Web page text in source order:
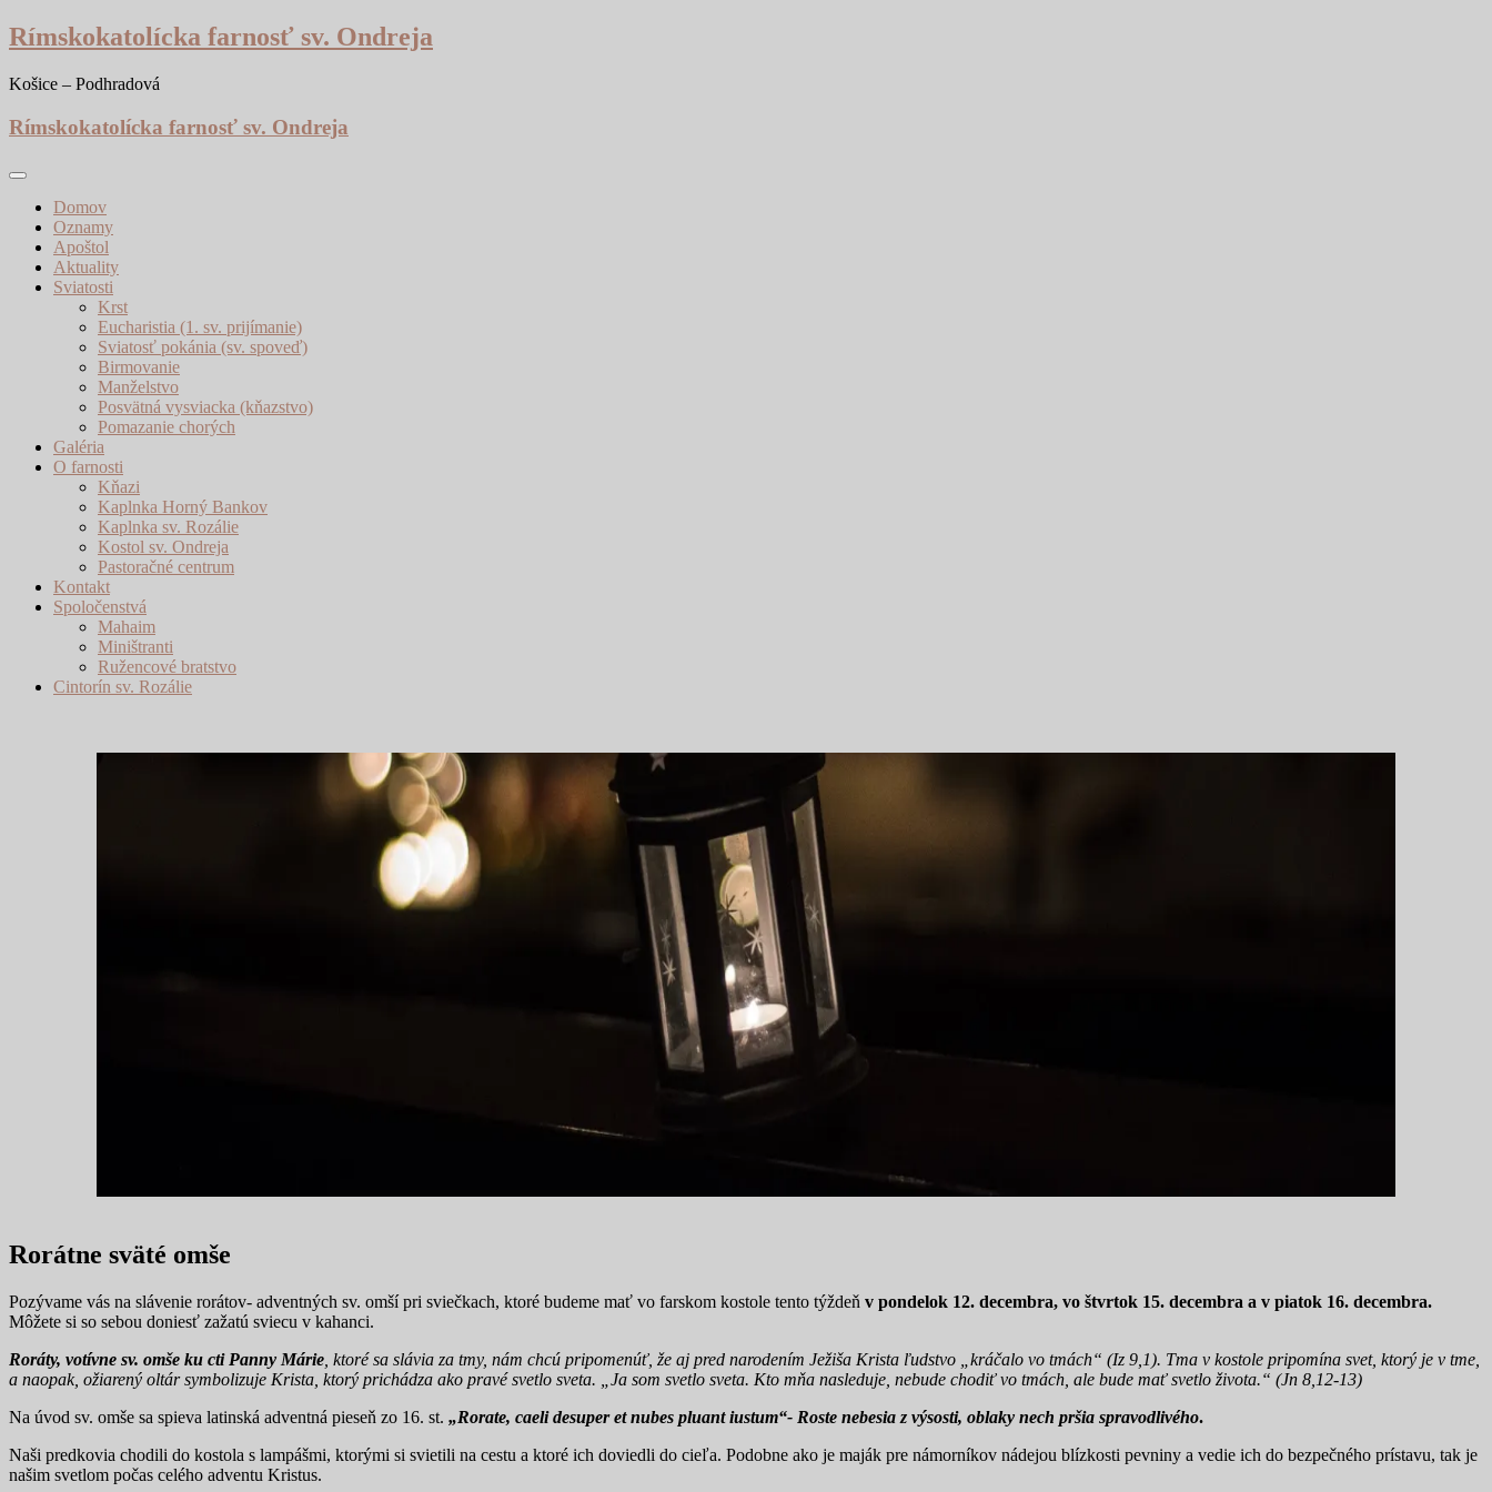
Skip
to
Rímskokatolícka farnosť sv. Ondreja
Košice – Podhradová
Rímskokatolícka farnosť sv. Ondreja
Domov
Oznamy
Apoštol
Aktuality
Sviatosti
Krst
Eucharistia (1. sv. prijímanie)
Sviatosť pokánia (sv. spoveď)
Birmovanie
Manželstvo
Posvätná vysviacka (kňazstvo)
Pomazanie chorých
Galéria
O farnosti
Kňazi
Kaplnka Horný Bankov
Kaplnka sv. Rozálie
Kostol sv. Ondreja
Pastoračné centrum
Kontakt
Spoločenstvá
Mahaim
Miništranti
Ružencové bratstvo
Cintorín sv. Rozálie
Rorátne sväté omše
Pozývame vás na slávenie rorátov- adventných sv. omší pri sviečkach, ktoré budeme mať vo farskom kostole tento týždeň v pondelok 12. decembra, vo štvrtok 15. decembra a v piatok 16. decembra.
Môžete si so sebou doniesť zažatú sviecu v kahanci.
Roráty, votívne sv. omše ku cti Panny Márie , ktoré sa slávia za tmy, nám chcú pripomenúť, že aj pred narodením Ježiša Krista ľudstvo „kráčalo vo tmách“ (Iz 9,1). Tma v kostole pripomína svet, ktorý je v tme,
a naopak, ožiarený oltár symbolizuje Krista, ktorý prichádza ako pravé svetlo sveta. „Ja som svetlo sveta. Kto mňa nasleduje, nebude chodiť vo tmách, ale bude mať svetlo života.“ (Jn 8,12-13)
Na úvod sv. omše sa spieva latinská adventná pieseň zo 16. st. „Rorate, caeli desuper et nubes pluant iustum“- Roste nebesia z výsosti, oblaky nech pršia spravodlivého.
Naši predkovia chodili do kostola s lampášmi, ktorými si svietili na cestu a ktoré ich doviedli do cieľa. Podobne ako je maják pre námorníkov nádejou blízkosti pevniny a vedie ich do bezpečného prístavu, tak je
našim svetlom počas celého adventu Kristus.